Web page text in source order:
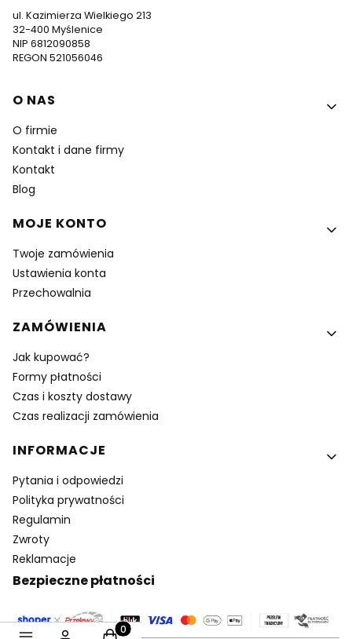
ul. Kazimierza Wielkiego 213
32-400 Myślenice
NIP 6812090858
REGON 521056046
Linki w stopce
O NAS
O firmie
Kontakt i dane firmy
Kontakt
Blog
MOJE KONTO
Twoje zamówienia
Ustawienia konta
Przechowalnia
ZAMÓWIENIA
Jak kupować?
Formy płatności
Czas i koszty dostawy
Czas realizacji zamówienia
INFORMACJE
Pytania i odpowiedzi
Polityka prywatności
Regulamin
Zwroty
Reklamacje
Bezpieczne płatności